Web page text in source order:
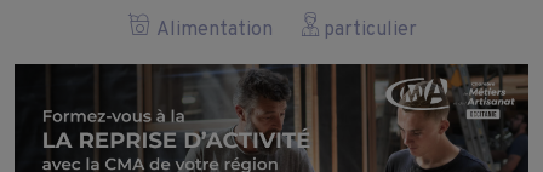
Alimentation particulier